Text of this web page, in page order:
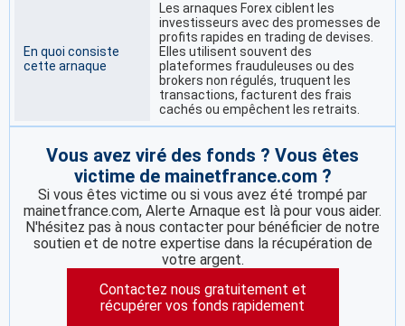
En quoi consiste
cette arnaque
Les arnaques Forex ciblent les
investisseurs avec des promesses de
profits rapides en trading de devises.
Elles utilisent souvent des
plateformes frauduleuses ou des
brokers non régulés, truquent les
transactions, facturent des frais
cachés ou empêchent les retraits.
Vous avez viré des fonds ? Vous êtes
victime de mainetfrance.com ?
Si vous êtes victime ou si vous avez été trompé par
mainetfrance.com, Alerte Arnaque est là pour vous aider.
N'hésitez pas à nous contacter pour bénéficier de notre
soutien et de notre expertise dans la récupération de
votre argent.
Contactez nous gratuitement et
récupérer vos fonds rapidement